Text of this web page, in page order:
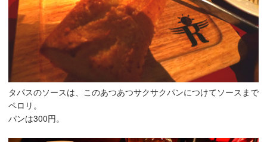
タパスのソースは、このあつあつサクサクパンにつけてソースまで
ペロリ。
パンは300円。